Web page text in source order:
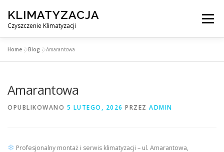
treści
KLIMATYZACJA
Czyszczenie Klimatyzacji
Menu
OBSŁUGIWANE MIASTA POD WARSZAWĄ
Home »Blog »Amarantowa
Amarantowa
OPUBLIKOWANO 5 LUTEGO, 2026 PRZEZ ADMIN
Profesjonalny montaż i serwis klimatyzacji – ul. Amarantowa,